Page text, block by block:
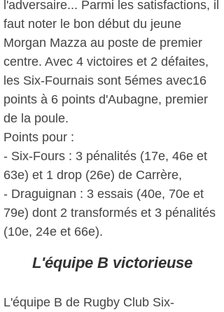
l'adversaire... Parmi les satisfactions, il
faut noter le bon début du jeune
Morgan Mazza au poste de premier
centre. Avec 4 victoires et 2 défaites,
les Six-Fournais sont 5émes avec16
points à 6 points d'Aubagne, premier
de la poule.
Points pour :
- Six-Fours : 3 pénalités (17e, 46e et
63e) et 1 drop (26e) de Carrère,
- Draguignan : 3 essais (40e, 70e et
79e) dont 2 transformés et 3 pénalités
(10e, 24e et 66e).
L'équipe B victorieuse
L'équipe B de Rugby Club Six-